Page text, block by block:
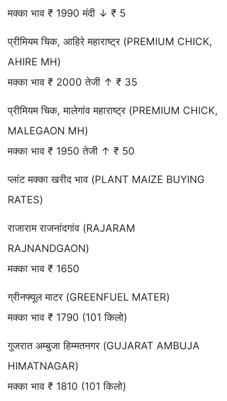
मक्का भाव ₹ 1990 मंदी ↓ ₹ 5
प्रीमियम चिक, आहिरे महाराष्ट्र (PREMIUM CHICK,
AHIRE MH)
मक्का भाव ₹ 2000 तेजी ↑ ₹ 35
प्रीमियम चिक, मालेगांव महाराष्ट्र (PREMIUM CHICK,
MALEGAON MH)
मक्का भाव ₹ 1950 तेजी ↑ ₹ 50
प्लांट मक्का खरीद भाव (PLANT MAIZE BUYING
RATES)
राजाराम राजनांदगांव (RAJARAM
RAJNANDGAON)
मक्का भाव ₹ 1650
ग्रीनफ्यूल माटर (GREENFUEL MATER)
मक्का भाव ₹ 1790 (101 किलो)
गुजरात अम्बुजा हिम्मतनगर (GUJARAT AMBUJA
HIMATNAGAR)
मक्का भाव ₹ 1810 (101 किलो)